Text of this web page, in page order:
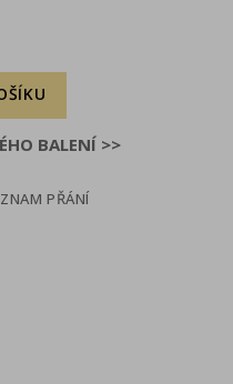
BALENÍ >>
PŘÁNÍ